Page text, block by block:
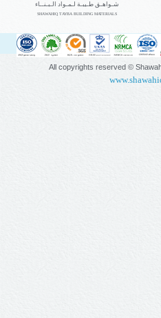
شـواهـق طـيبـة لـمـواد الـبـنــاء
SHAWAHIQ TAYBA BUILDING MATERIALS
All copyrights reserved ©